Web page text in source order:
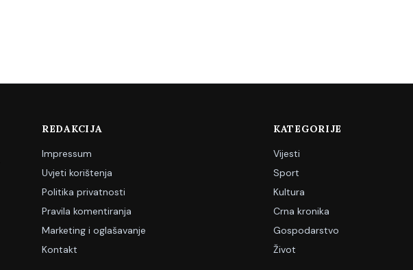
REDAKCIJA
Impressum
Uvjeti korištenja
Politika privatnosti
Pravila komentiranja
Marketing i oglašavanje
Kontakt
KATEGORIJE
Vijesti
Sport
Kultura
Crna kronika
Gospodarstvo
Život